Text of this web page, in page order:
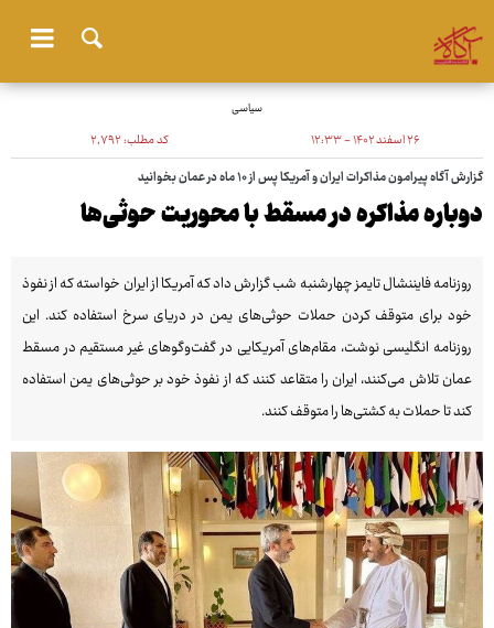
سیاسی
۲۶ اسفند ۱۴۰۲ - ۱۲:۳۳ کد مطلب:۲٬۷۹۲
گزارش آگاه پیرامون مذاکرات ایران و آمریکا پس از ۱۰ ماه در عمان بخوانید
دوباره مذاکره در مسقط با محوریت حوثی‌ها
روزنامه فایننشال تایمز چهارشنبه شب گزارش داد که آمریکا از ایران خواسته که از نفوذ
خود برای متوقف کردن حملات حوثی‌های یمن در دریای سرخ استفاده کند. این
روزنامه انگلیسی نوشت، مقام‌های آمریکایی در گفت‌وگوهای غیر مستقیم در مسقط
عمان تلاش می‌کنند، ایران را متقاعد کنند که از نفوذ خود بر حوثی‌های یمن استفاده
کند تا حملات به کشتی‌ها را متوقف کنند.